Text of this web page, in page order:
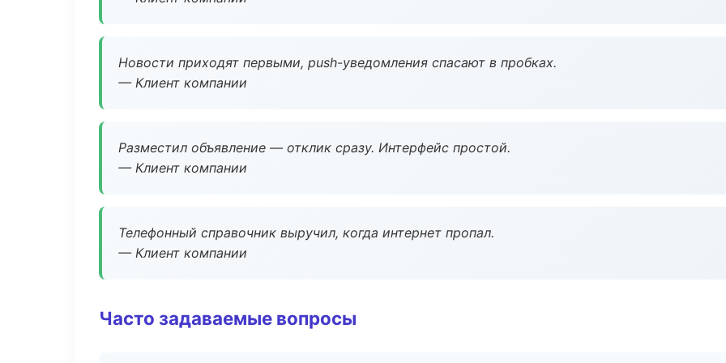
Новости приходят первыми, push-уведомления спасают в пробках.
— Клиент компании
Разместил объявление — отклик сразу. Интерфейс простой.
— Клиент компании
Телефонный справочник выручил, когда интернет пропал.
— Клиент компании
Часто задаваемые вопросы